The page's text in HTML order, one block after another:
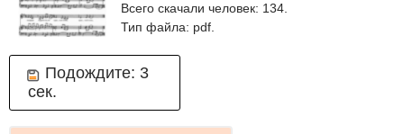
Всего скачали человек: 134.
Тип файла: pdf.
Подождите: 2
сек.